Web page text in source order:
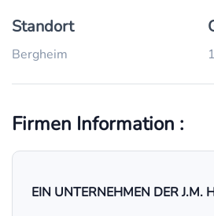
Standort
Bergheim
Firmen Information :
EIN UNTERNEHMEN DER J.M.